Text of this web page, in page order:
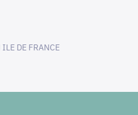
DE FRANCE